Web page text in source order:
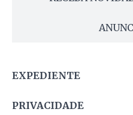
EXPEDIENTE
PRIVACIDADE